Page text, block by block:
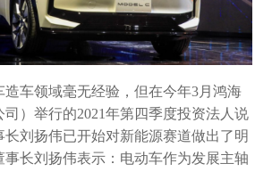
造车领域毫无经验，但在今年3月鸿海
）举行的2021年第四季度投资法人说
长刘扬伟已开始对新能源赛道做出了明
事长刘扬伟表示：电动车作为发展主轴